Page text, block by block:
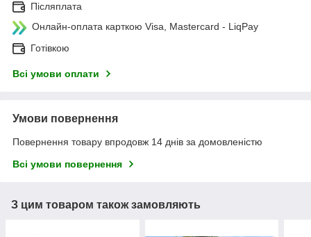
Післяплата
Онлайн-оплата карткою Visa, Mastercard - LiqPay
Готівкою
Всі умови оплати
Умови повернення
Повернення товару впродовж 14 днів за домовленістю
Всі умови повернення
З цим товаром також замовляють